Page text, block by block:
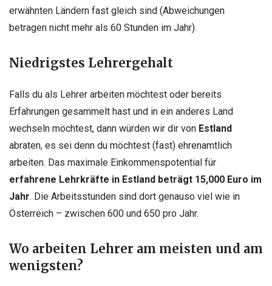
erwähnten Ländern fast gleich sind (Abweichungen
betragen nicht mehr als 60 Stunden im Jahr).
Niedrigstes Lehrergehalt
Falls du als Lehrer arbeiten möchtest oder bereits
Erfahrungen gesammelt hast und in ein anderes Land
wechseln möchtest, dann würden wir dir von Estland
abraten, es sei denn du möchtest (fast) ehrenamtlich
arbeiten. Das maximale Einkommenspotential für
erfahrene Lehrkräfte in Estland beträgt 15,000 Euro im
Jahr. Die Arbeitsstunden sind dort genauso viel wie in
Österreich – zwischen 600 und 650 pro Jahr.
Wo arbeiten Lehrer am meisten und am
wenigsten?